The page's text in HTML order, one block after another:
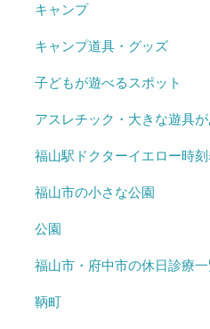
キャンプ
キャンプ道具・グッズ
子どもが遊べるスポット
アスレチック・大きな遊具
福山駅ドクターイエロー時
福山市の小さな公園
公園
福山市・府中市の休日診療
鞆町